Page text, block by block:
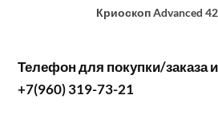
Криоскоп Advanced
Телефон для покупки/заказа
+7(960) 319-73-21